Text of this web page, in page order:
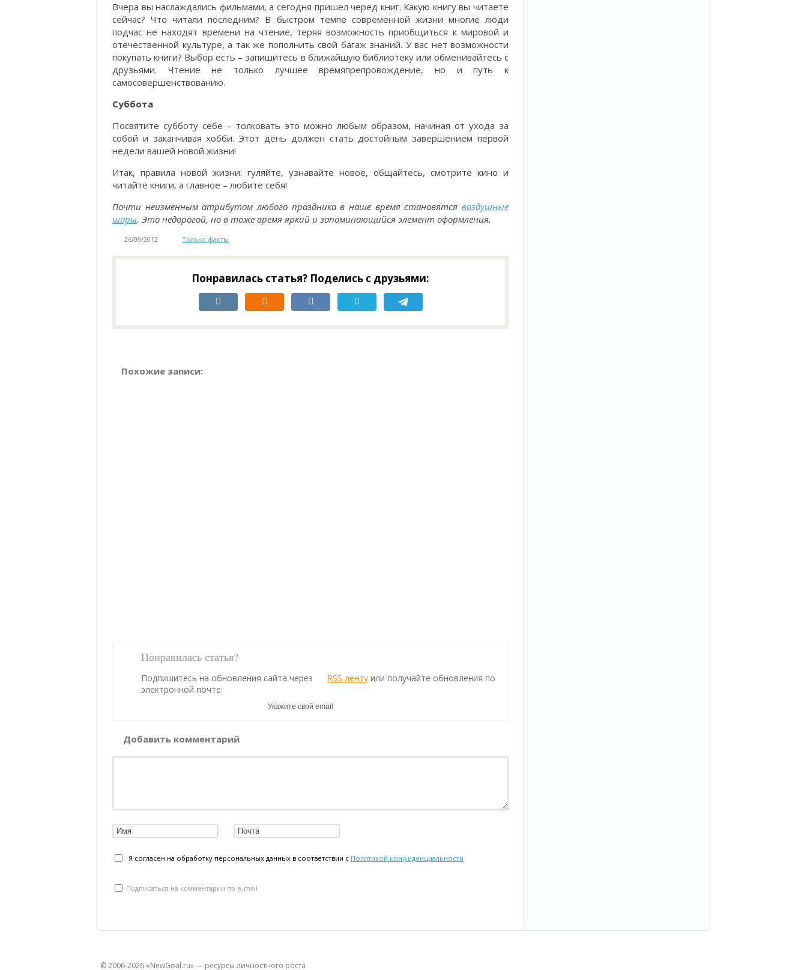
Вчера вы наслаждались фильмами, а сегодня пришел черед книг. Какую книгу вы читаете
сейчас? Что читали последним? В быстром темпе современной жизни многие люди
подчас не находят времени на чтение, теряя возможность приобщиться к мировой и
отечественной культуре, а так же пополнить свой багаж знаний. У вас нет возможности
покупать книги? Выбор есть – запишитесь в ближайшую библиотеку или обменивайтесь с
друзьями. Чтение не только лучшее времяпрепровождение, но и путь к
самосовершенствованию.
Суббота
Посвятите субботу себе – толковать это можно любым образом, начиная от ухода за
собой и заканчивая хобби. Этот день должен стать достойным завершением первой
недели вашей новой жизни!
Итак, правила новой жизни: гуляйте, узнавайте новое, общайтесь, смотрите кино и
читайте книги, а главное – любите себя!
Почти неизменным атрибутом любого праздника в наше время становятся воздушные
шары. Это недорогой, но в тоже время яркий и запоминающийся элемент оформления.
26/09/2012 Только факты
Понравилась статья? Поделись с друзьями:
Похожие записи:
Понравилась статья?
Подпишитесь на обновления сайта через RSS ленту или получайте обновления по
электронной почте:
Добавить комментарий
Я согласен на обработку персональных данных в соответствии с Политикой конфиденциальности
Подписаться на комментарии по e-mail
© 2006-2026 «NewGoal.ru» — ресурсы личностного роста